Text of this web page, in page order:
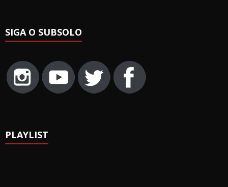
SIGA O SUBSOLO
PLAYLIST